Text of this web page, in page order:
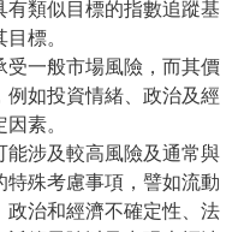
類似目標的指數追蹤基
標。
一般市場風險，而其價
如投資情緒、政治及經
素。
涉及較高風險及通常與
殊考慮事項，譬如流動
治和經濟不確定性、法